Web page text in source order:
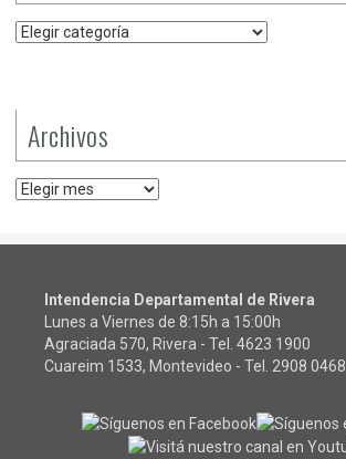
Categorías
Archivos
Archivos
Intendencia Departamental de Rivera
Lunes a Viernes de 8:15h a 15:00h
Agraciada 570, Rivera - Tel. 4623 1900
Cuareim 1533, Montevideo - Tel. 2908 0468